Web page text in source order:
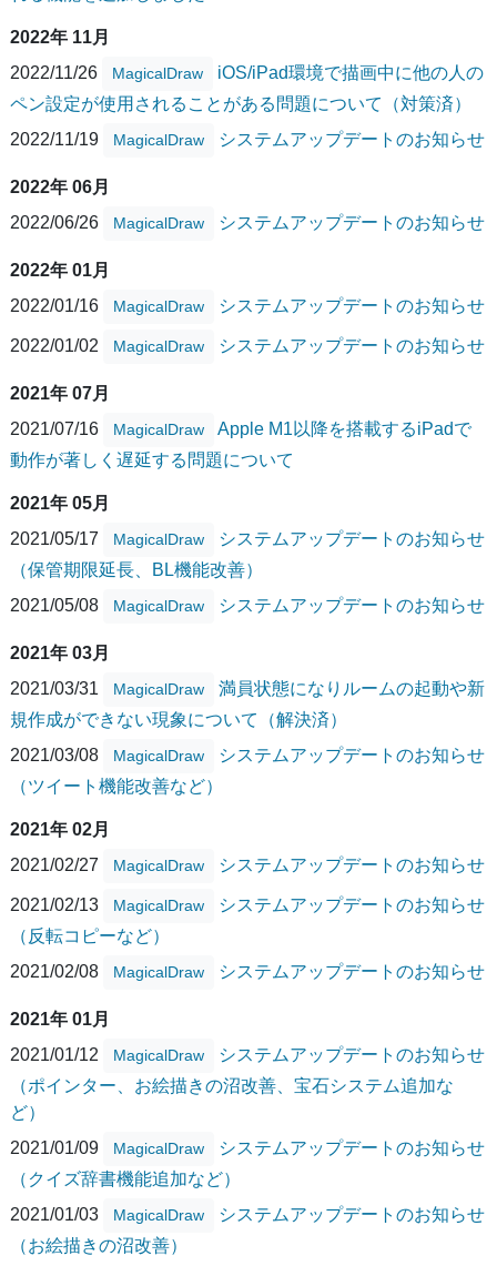
2022年 11月
2022/11/26
MagicalDraw
iOS/iPad環境で描画中に他の人の
ペン設定が使用されることがある問題について（対策済）
2022/11/19
MagicalDraw システムアップデートのお知らせ
2022年 06月
2022/06/26
MagicalDraw システムアップデートのお知らせ
2022年 01月
2022/01/16
MagicalDraw システムアップデートのお知らせ
2022/01/02 MagicalDraw システムアップデートのお知らせ
2021年 07月
2021/07/16
MagicalDraw
Apple M1以降を搭載するiPadで
動作が著しく遅延する問題について
2021年 05月
2021/05/17
MagicalDraw
システムアップデートのお知らせ
（保管期限延長、BL機能改善）
2021/05/08
MagicalDraw システムアップデートのお知らせ
2021年 03月
2021/03/31
MagicalDraw
満員状態になりルームの起動や新
規作成ができない現象について（解決済）
2021/03/08
MagicalDraw
システムアップデートのお知らせ
（ツイート機能改善など）
2021年 02月
2021/02/27
MagicalDraw システムアップデートのお知らせ
2021/02/13 MagicalDraw
システムアップデートのお知らせ
（反転コピーなど）
2021/02/08
MagicalDraw システムアップデートのお知らせ
2021年 01月
2021/01/12
MagicalDraw
システムアップデートのお知らせ
（ポインター、お絵描きの沼改善、宝石システム追加な
ど）
2021/01/09
MagicalDraw
システムアップデートのお知らせ
（クイズ辞書機能追加など）
2021/01/03
MagicalDraw
システムアップデートのお知らせ
（お絵描きの沼改善）